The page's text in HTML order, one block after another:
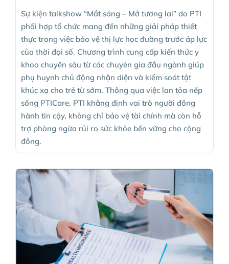
Sự kiện talkshow “Mắt sáng – Mở tương lai” do PTI
phối hợp tổ chức mang đến những giải pháp thiết
thực trong việc bảo vệ thị lực học đường trước áp lực
của thời đại số. Chương trình cung cấp kiến thức y
khoa chuyên sâu từ các chuyên gia đầu ngành giúp
phụ huynh chủ động nhận diện và kiểm soát tật
khúc xạ cho trẻ từ sớm. Thông qua việc lan tỏa nếp
sống PTICare, PTI khẳng định vai trò người đồng
hành tin cậy, không chỉ bảo vệ tài chính mà còn hỗ
trợ phòng ngừa rủi ro sức khỏe bền vững cho cộng
đồng.